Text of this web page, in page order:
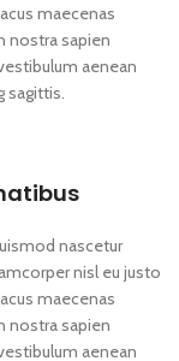
maecenas
nostra sapien
aenean
sagittis.
nascetur
nisl eu justo
maecenas
nostra sapien
aenean